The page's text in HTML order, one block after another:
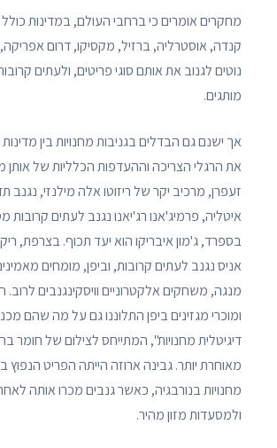
מחקרים אומרים כי ברחבי העולם, במדינות
קנדה, אוסטרליה, ברזיל, מקסיקו, דרום אפריקה,
נוטים לגנוב את אותם סוגי פריטים, ולעתים
מותגים.
אך ישנם גם הבדלים בגניבות מחנויות בין
את הרגלי הצריכה וההעדפות הכלליות של אותן
זעפרן, מרכיב יקר של ריזוטו אלה מילנזי, נגנב
איטליה, פרמיג'אנו רג'יאנו נגנב לעתים קרובות
בספרד, ג'מון איבריקו הוא יעד תכוף. בצרפת,
אניס נגנב לעתים קרובות, וביפן, מומחים
מנגה, משחקים אלקטרוניים וויסקינגנבים לרוב.
ומוכרי מגזינים ביפן התלוננו גם על מה שהם
דיגיטלית מחנויות", המתייחס לצילום של חומר
מאוחרת יותר. גבינה ארוזה הייתה הפריט הנפוץ
מחנויות בנורבגיה, כאשר גנבים מכרו אותה
ולמסעדות מזון מהיר.